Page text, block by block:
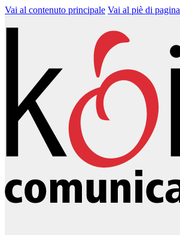
Vai al contenuto principale Vai al piè di pagina